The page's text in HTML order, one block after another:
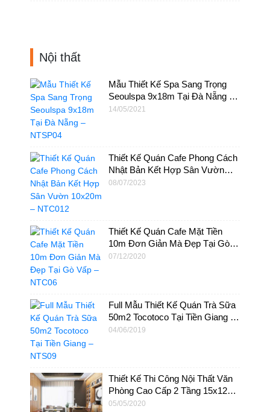
Nội thất
Mẫu Thiết Kế Spa Sang Trọng
Seoulspa 9x18m Tại Đà Nẵng –
NTSP04
14/05/2021
Thiết Kế Quán Cafe Phong Cách
Nhật Bản Kết Hợp Sân Vườn
10x20m – NTC012
08/07/2023
Thiết Kế Quán Cafe Mặt Tiền
10m Đơn Giản Mà Đẹp Tại Gò
Vấp – NTC06
07/12/2020
Full Mẫu Thiết Kế Quán Trà Sữa
50m2 Tocotoco Tại Tiền Giang –
NTS09
04/06/2019
Thiết Kế Thi Công Nội Thất Văn
Phòng Cao Cấp 2 Tầng 15x12m
– NTVP03
05/05/2020